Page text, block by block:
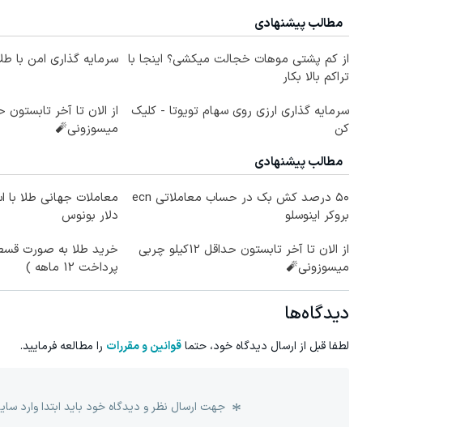
مطالب پیشنهادی
از کم پشتی موهات خجالت میکشی؟ اینجا با
تراکم بالا بکار
سرمایه گذاری امن با
سرمایه گذاری ارزی روی سهام تویوتا - کلیک
کن
میسوزونی🧨
مطالب پیشنهادی
۵۰ درصد کش بک در حساب معاملاتی ecn
بروکر اینوسلو
دلار بونوس
از الان تا آخر تابستون حداقل 12کیلو چربی
میسوزونی🧨
خرید طلا به صورت
پرداخت 12 ماهه )
دیدگاه‌ها
لطفا قبل از ارسال دیدگاه خود، حتماقوانین و مقررات را مطالعه فرمایید.
جهت ارسال نظر و دیدگاه خود باید ابتدا